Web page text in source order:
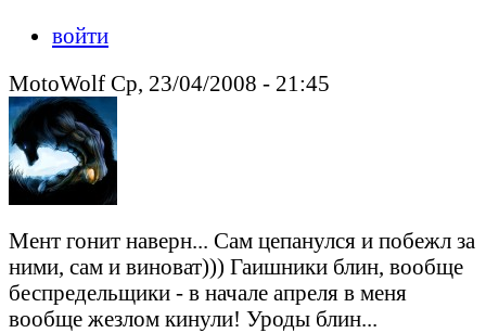
войти
MotoWolf Ср, 23/04/2008 - 21:45
Мент гонит наверн... Сам цепанулся и побежл за
ними, сам и виноват))) Гаишники блин, вообще
беспредельщики - в начале апреля в меня
вообще жезлом кинули! Уроды блин...